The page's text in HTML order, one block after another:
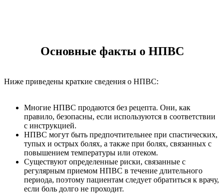
Основные факты о НПВС
Ниже приведены краткие сведения о НПВС:
Многие НПВС продаются без рецепта. Они, как
правило, безопасны, если используются в соответствии
с инструкцией.
НПВС могут быть предпочтительнее при спастических,
тупых и острых болях, а также при болях, связанных с
повышением температуры или отеком.
Существуют определенные риски, связанные с
регулярным приемом НПВС в течение длительного
периода, поэтому пациентам следует обратиться к врачу,
если боль долго не проходит.